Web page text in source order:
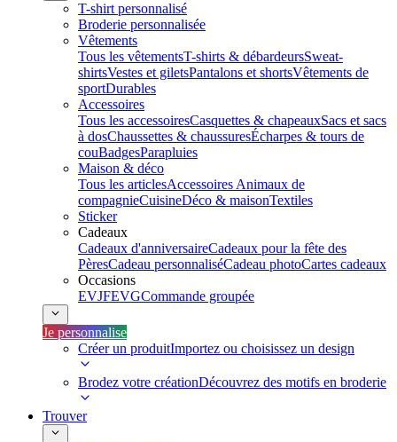
T-shirt personnalisé
Broderie personnalisée
Vêtements
Tous les vêtementsT-shirts & débardeursSweat-
shirtsVestes et giletsPantalons et shortsVêtements de
sportDurables
Accessoires
Tous les accessoiresCasquettes & chapeauxSacs et sacs
à dosChaussettes & chaussuresÉcharpes & tours de
couBadgesParapluies
Maison & déco
Tous les articlesAccessoires Animaux de
compagnieCuisineDéco & maisonTextiles
Sticker
Cadeaux
Cadeaux d'anniversaireCadeaux pour la fête des
PèresCadeau personnaliséCadeau photoCartes cadeaux
Occasions
EVJFEVGCommande groupée
Je personnalise
Créer un produitImportez ou choisissez un design
Brodez votre créationDécouvrez des motifs en broderie
Trouver